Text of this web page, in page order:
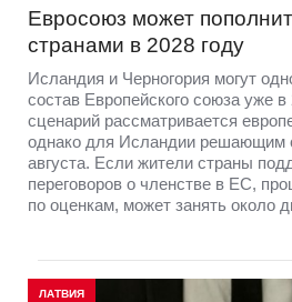
Евросоюз может
странами в 2028 году
Исландия и Черногория могут
состав Европейского союза уже в
сценарий рассматривается
однако для Исландии решающим
августа. Если жители страны
переговоров о членстве в ЕС,
по оценкам, может занять около
ЛАТВИЯ